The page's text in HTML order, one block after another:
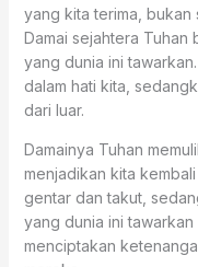
yang kita terima, bukan
Damai sejahtera
yang dunia ini
dalam hati kita,
dari luar.
Damainya Tuhan
menjadikan kita
gentar dan takut,
yang dunia ini tawarkan
menciptakan